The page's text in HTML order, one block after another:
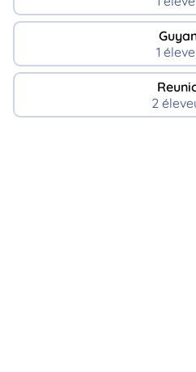
1
2